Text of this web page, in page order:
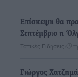
Επίσκεψη θα
Σεπτέμβριο η
Τοπικές Ειδήσεις
Γιώργος